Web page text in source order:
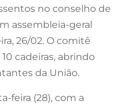
no conselho de
assembleia-geral
26/02. O comitê
cadeiras, abrindo
da União.
feira (28), com a